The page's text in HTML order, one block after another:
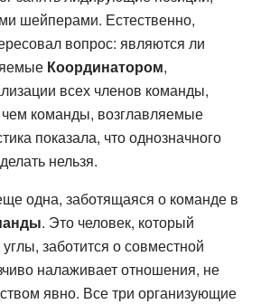
шейперами. Естественно,
вопрос: являются ли
Координатором,
всех членов команды,
команды, возглавляемые
показала, что однозначного
нельзя.
одна, заботящаяся о команде в
. Это человек, который
заботится о совместной
налаживает отношения, не
явно. Все три организующие